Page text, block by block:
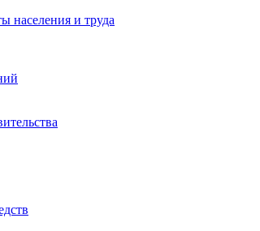
населения и труда